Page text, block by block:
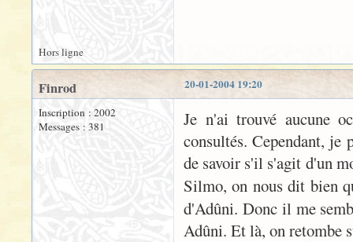
Hors ligne
20-01-2004 19:20
Finrod
Inscription : 2002
Messages : 381
Je n'ai trouvé aucune
consultés. Cependant, je
de savoir s'il s'agit d'un
Silmo, on nous dit bien
d'Adûni. Donc il me
Adûni. Et là, on retombe